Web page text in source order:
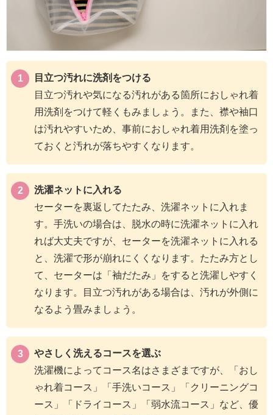
目立つ汚れに洗剤をつける
目立つ汚れや気になる汚れがある箇所におしゃれ着
用洗剤をつけて軽くもみましょう。また、襟や袖口
は汚れやすいため、事前におしゃれ着用洗剤を塗っ
ておくと汚れが落ちやすくなります。
洗濯ネットに入れる
セーターを裏返してたたみ、洗濯ネットに入れま
す。手洗いの場合は、脱水の時に洗濯ネットに入れ
れば大丈夫ですが、セーターを洗濯ネットに入れる
と、洗濯で形が崩れにくくなります。たたみ方とし
て、セーターは「袖だたみ」をすると洗濯しやすく
なります。目立つ汚れがある場合は、汚れが外側に
なるよう畳みましょう。
やさしく洗えるコースを選ぶ
洗濯機によってコース名はさまざまですが、「おし
ゃれ着コース」「手洗いコース」「クリーニングコ
ース」「ドライコース」「弱水流コース」など、優